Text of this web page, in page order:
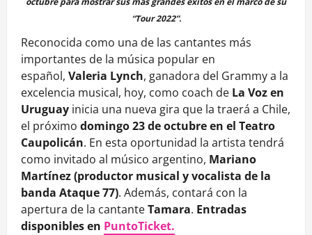
“Tour 2022”.
Reconocida como una de las cantantes más
importantes de la música popular en
español, Valeria Lynch, ganadora del Grammy a la
excelencia musical, hoy, como coach de La Voz en
Uruguay inicia una nueva gira que la traerá a Chile,
el próximo domingo 23 de octubre en el Teatro
Caupolicán. En esta oportunidad la artista tendrá
como invitado al músico argentino, Mariano
Martínez (productor musical y vocalista de la
banda Ataque 77). Además, contará con la
apertura de la cantanteTamara. Entradas
disponibles en PuntoTicket.